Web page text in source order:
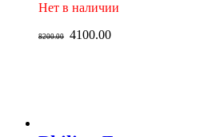
Нет в наличии
8200.00 4100.00